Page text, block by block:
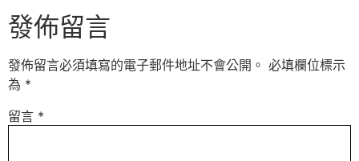
發佈留言
發佈留言必須填寫的電子郵件地址不會公開。 必填欄位標示
為 *
留言 *